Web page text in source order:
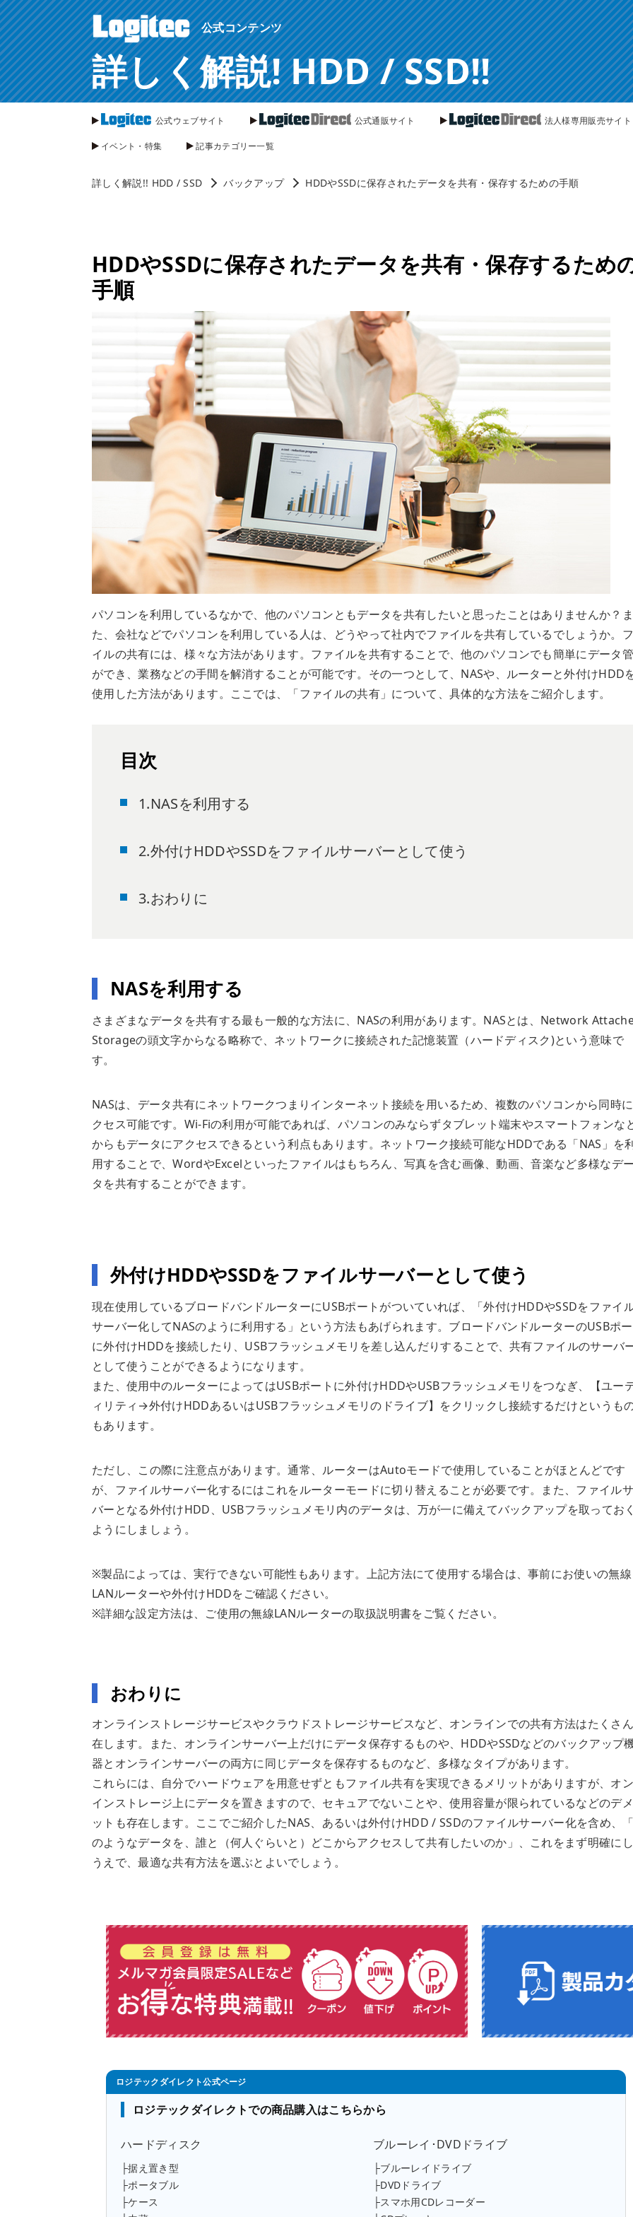
公式コンテンツ
詳しく解説! HDD / SSD!!
公式ウェブサイト 公式通販サイト 法人様専用販売サイト
イベント・特集 記事カテゴリー一覧
詳しく解説!! HDD / SSD バックアップ HDDやSSDに保存されたデータを共有・保存するための手順
HDDやSSDに保存されたデータを共有・保存するため
手順
パソコンを利用しているなかで、他のパソコンともデータを共有したいと思ったことはありませんか？ま
た、会社などでパソコンを利用している人は、どうやって社内でファイルを共有しているでしょうか。
イルの共有には、様々な方法があります。ファイルを共有することで、他のパソコンでも簡単にデータ
ができ、業務などの手間を解消することが可能です。その一つとして、NASや、ルーターと外付けHDD
使用した方法があります。ここでは、「ファイルの共有」について、具体的な方法をご紹介します。
目次
1.NASを利用する
2.外付けHDDやSSDをファイルサーバーとして使う
3.おわりに
NASを利用する
さまざまなデータを共有する最も一般的な方法に、NASの利用があります。NASとは、Network
Storageの頭文字からなる略称で、ネットワークに接続された記憶装置（ハードディスク)という意味で
す。
NASは、データ共有にネットワークつまりインターネット接続を用いるため、複数のパソコンから同時
クセス可能です。Wi-Fiの利用が可能であれば、パソコンのみならずタブレット端末やスマートフォンな
からもデータにアクセスできるという利点もあります。ネットワーク接続可能なHDDである「NAS」を
用することで、WordやExcelといったファイルはもちろん、写真を含む画像、動画、音楽など多様なデー
タを共有することができます。
外付けHDDやSSDをファイルサーバーとして使う
現在使用しているブロードバンドルーターにUSBポートがついていれば、「外付けHDDやSSDをファイ
サーバー化してNASのように利用する」という方法もあげられます。ブロードバンドルーターのUSBポー
に外付けHDDを接続したり、USBフラッシュメモリを差し込んだりすることで、共有ファイルのサーバ
として使うことができるようになります。
また、使用中のルーターによってはUSBポートに外付けHDDやUSBフラッシュメモリをつなぎ、【ユー
ィリティ→外付けHDDあるいはUSBフラッシュメモリのドライブ】をクリックし接続するだけというも
もあります。
ただし、この際に注意点があります。通常、ルーターはAutoモードで使用していることがほとんどです
が、ファイルサーバー化するにはこれをルーターモードに切り替えることが必要です。また、ファイル
バーとなる外付けHDD、USBフラッシュメモリ内のデータは、万が一に備えてバックアップを取っておく
ようにしましょう。
※製品によっては、実行できない可能性もあります。上記方法にて使用する場合は、事前にお使いの無線
LANルーターや外付けHDDをご確認ください。
※詳細な設定方法は、ご使用の無線LANルーターの取扱説明書をご覧ください。
おわりに
オンラインストレージサービスやクラウドストレージサービスなど、オンラインでの共有方法はたくさ
在します。また、オンラインサーバー上だけにデータ保存するものや、HDDやSSDなどのバックアップ
器とオンラインサーバーの両方に同じデータを保存するものなど、多様なタイプがあります。
これらには、自分でハードウェアを用意せずともファイル共有を実現できるメリットがありますが、オ
インストレージ上にデータを置きますので、セキュアでないことや、使用容量が限られているなどのデ
ットも存在します。ここでご紹介したNAS、あるいは外付けHDD / SSDのファイルサーバー化を含め、
のようなデータを、誰と（何人ぐらいと）どこからアクセスして共有したいのか」、これをまず明確に
うえで、最適な共有方法を選ぶとよいでしょう。
ロジテックダイレクトでの商品購入はこちらから
ハードディスク
├据え置き型
├ポータブル
├ケース
ブルーレイ･DVDドライブ
├ブルーレイドライブ
├DVDドライブ
├スマホ用CDレコーダー